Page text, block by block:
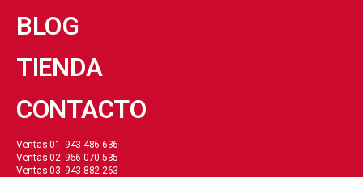
BLOG
TIENDA
CONTACTO
Ventas 01: 943 486 636
Ventas 02: 956 070 535
Ventas 03: 943 882 263